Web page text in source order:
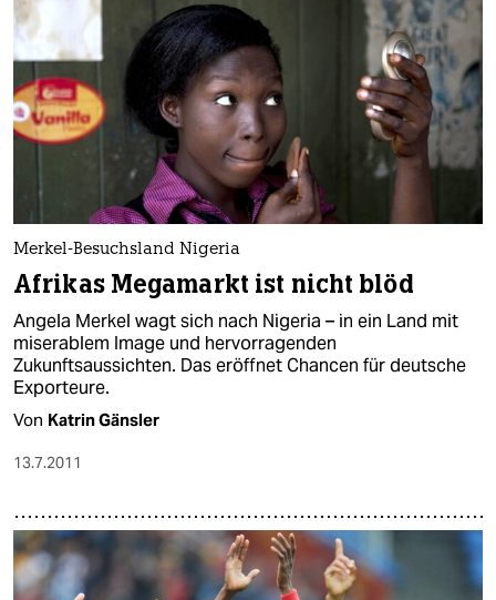
Merkel-Besuchsland Nigeria
Afrikas Megamarkt ist nicht blöd
Angela Merkel wagt sich nach Nigeria – in ein Land mit
miserablem Image und hervorragenden
Zukunftsaussichten. Das eröffnet Chancen für deutsche
Exporteure.
Von Katrin Gänsler
13.7.2011